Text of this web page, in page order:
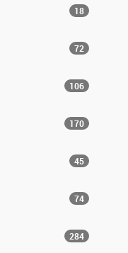
18
72
106
170
45
74
284